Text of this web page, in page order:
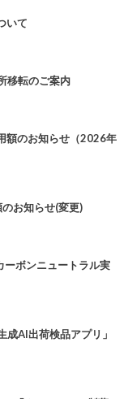
いて
移転のご案内
額のお知らせ（2026年
お知らせ(変更)
ーボンニュートラル実
AI出荷検品アプリ」